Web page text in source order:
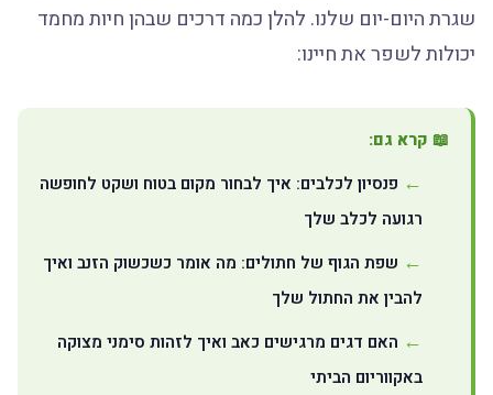
שגרת היום-יום שלנו. להלן כמה דרכים שבהן חיות מחמד
יכולות לשפר את חיינו:
📖 קרא גם:
פנסיון לכלבים: איך לבחור מקום בטוח ושקט לחופשה
רגועה לכלב שלך
שפת הגוף של חתולים: מה אומר כשכשוק הזנב ואיך
להבין את החתול שלך
האם דגים מרגישים כאב ואיך לזהות סימני מצוקה
באקווריום הביתי